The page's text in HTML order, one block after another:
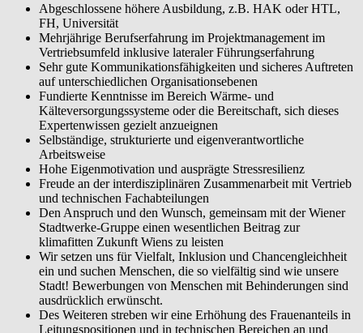
Abgeschlossene höhere Ausbildung, z.B. HAK oder HTL,
FH, Universität
Mehrjährige Berufserfahrung im Projektmanagement im
Vertriebsumfeld inklusive lateraler Führungserfahrung
Sehr gute Kommunikationsfähigkeiten und sicheres Auftreten
auf unterschiedlichen Organisationsebenen
Fundierte Kenntnisse im Bereich Wärme- und
Kälteversorgungssysteme oder die Bereitschaft, sich dieses
Expertenwissen gezielt anzueignen
Selbständige, strukturierte und eigenverantwortliche
Arbeitsweise
Hohe Eigenmotivation und ausprägte Stressresilienz
Freude an der interdisziplinären Zusammenarbeit mit Vertrieb
und technischen Fachabteilungen
Den Anspruch und den Wunsch, gemeinsam mit der Wiener
Stadtwerke-Gruppe einen wesentlichen Beitrag zur
klimafitten Zukunft Wiens zu leisten
Wir setzen uns für Vielfalt, Inklusion und Chancengleichheit
ein und suchen Menschen, die so vielfältig sind wie unsere
Stadt! Bewerbungen von Menschen mit Behinderungen sind
ausdrücklich erwünscht.
Des Weiteren streben wir eine Erhöhung des Frauenanteils in
Leitungspositionen und in technischen Bereichen an und